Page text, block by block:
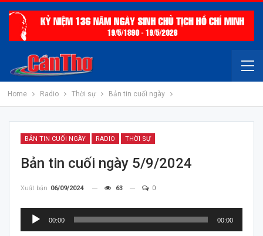
Home Radio Thời sự Bản tin cuối ngày
BẢN TIN CUỐI NGÀY RADIO THỜI SỰ
Bản tin cuối ngày 5/9/2024
Xuất bản 06/09/2024 63 0
Trình
00:00 00:00